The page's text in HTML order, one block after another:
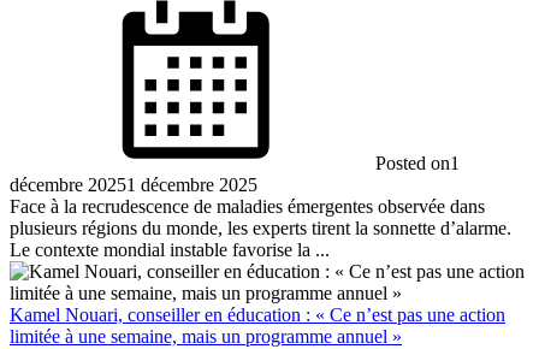
Posted on1
décembre 20251 décembre 2025
Face à la recrudescence de maladies émergentes observée dans
plusieurs régions du monde, les experts tirent la sonnette d’alarme.
Le contexte mondial instable favorise la ...
Kamel Nouari, conseiller en éducation : « Ce n’est pas une action
limitée à une semaine, mais un programme annuel »